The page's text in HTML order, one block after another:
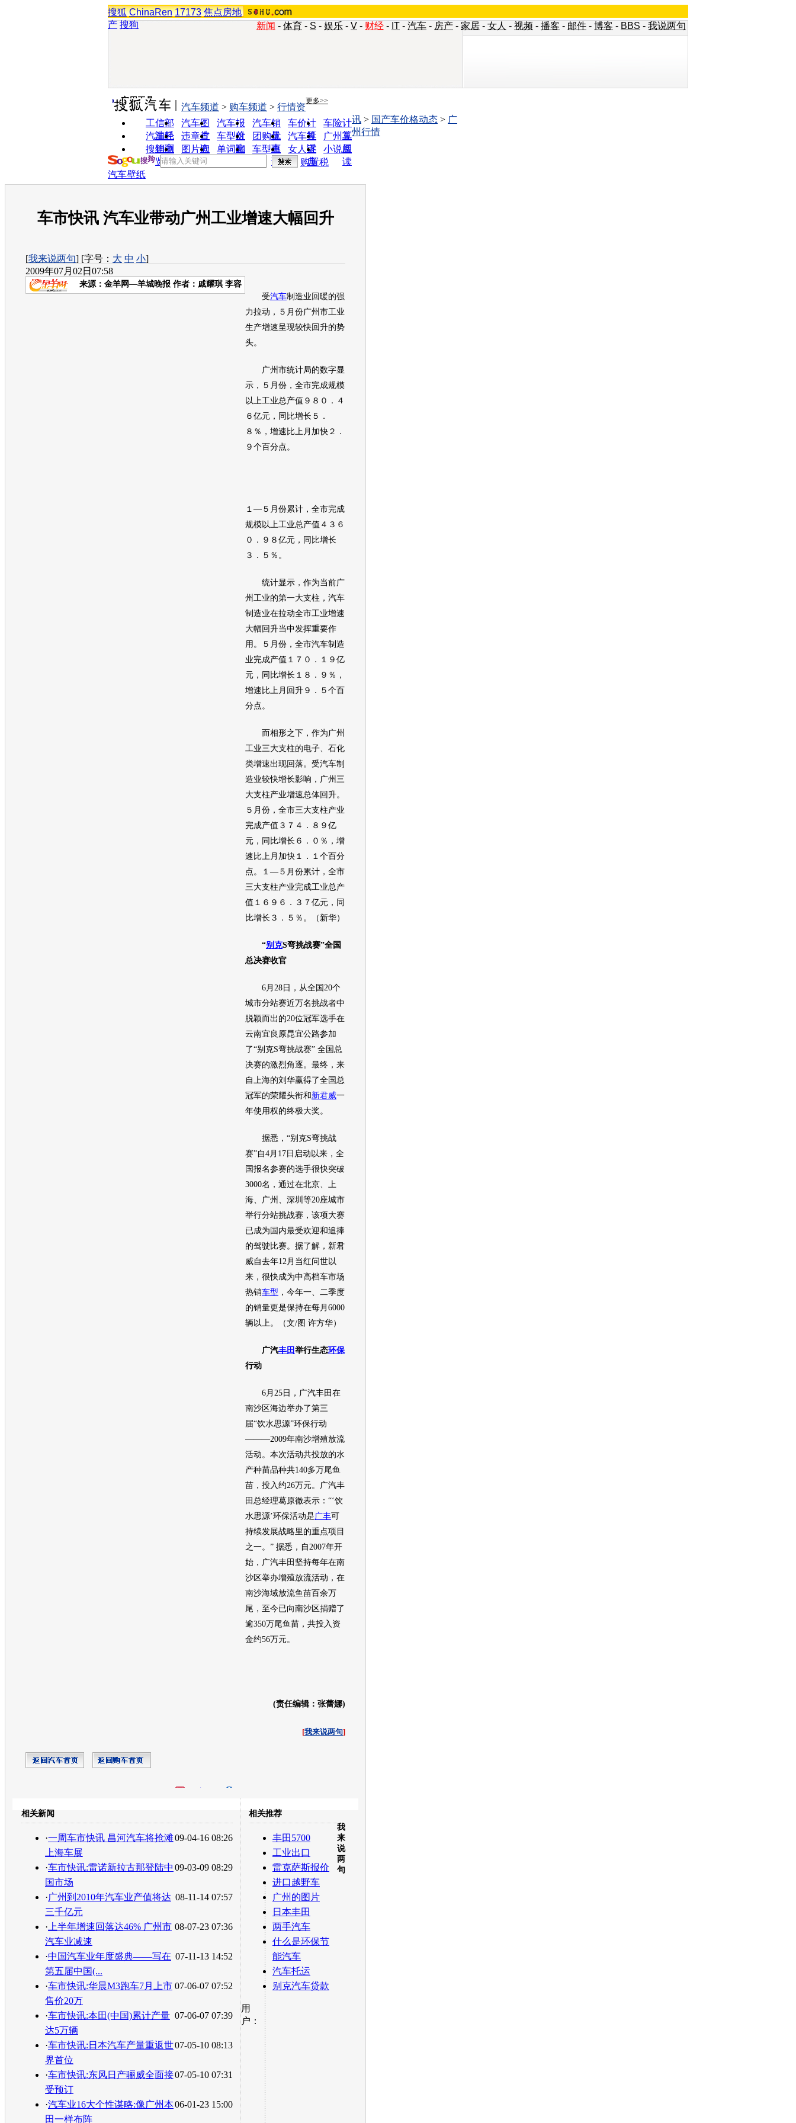
搜狐 ChinaRen 17173 焦点房地
产 搜狗 新闻 - 体育 - S - 娱乐 - V - 财经 - IT - 汽车 - 房产 - 家居 - 女人 - 视频 - 播客 - 邮件 - 博客 - BBS - 我说两句
实用工具 更多>>
工信部
油耗
汽车图
片
汽车报
价
汽车销
量
车价计
算
车险计
算
汽车经
销商
违章查
询
车型对
比
团购优
惠
汽车投
诉
广州车
展
搜狗浏
览器
图片欣
赏
单词翻
车型查
询
女人宝
典
小说阅
读
汽车频道 > 购车频道 > 行情资
讯 > 国产车价格动态 > 广
州行情
购置税
汽车壁纸
车市快讯 汽车业带动广州工业增速大幅回升
[我来说两句] [字号： 大 中 小]
2009年07月02日07:58
来源： 金羊网—羊城晚报 作者：戚耀琪 李容
受汽车制造业回暖的强
力拉动，５月份广州市工业
生产增速呈现较快回升的势
头。
广州市统计局的数字显
示，５月份，全市完成规模
以上工业总产值９８０．４
６亿元，同比增长５．
８％，增速比上月加快２．
９个百分点。
１—５月份累计，全市完成
规模以上工业总产值４３６
０．９８亿元，同比增长
３．５％。
统计显示，作为当前广
州工业的第一大支柱， 汽车
制造业在拉动全市工业增速
大幅回升当中发挥重要作
用。５月份，全市汽车制造
业完成产值１７０．１９亿
元，同比增长１８．９％，
增速比上月回升９．５个百
分点。
而相形之下，作为广州
工业三大支柱的电子、石化
类增速出现回落。受汽车制
造业较快增长影响，广州三
大支柱产业增速总体回升。
５月份，全市三大支柱产业
完成产值３７４．８９亿
元，同比增长６．０％，增
速比上月加快１．１个百分
点。１—５月份累计，全市
三大支柱产业完成工业总产
值１６９６．３７亿元，同
比增长３．５％。（新华）
“别克S弯挑战赛”全国
总决赛收官
6月28日，从全国20个
城市分站赛近万名挑战者中
脱颖而出的20位冠军选手在
云南宜良原昆宜公路参加
了“别克S弯挑战赛” 全国总
决赛的激烈角逐。最终，来
自上海的刘华赢得了全国总
冠军的荣耀头衔和 新君威一
年使用权的终极大奖。
据悉，“别克S弯挑战
赛”自4月17日启动以来，全
国报名参赛的选手很快突破
3000名，通过在北京、上
海、广州、深圳等20座城市
举行分站挑战赛，该项大赛
已成为国内最受欢迎和追捧
的驾驶比赛。据了解， 新君
威自去年12月当红问世以
来，很快成为中高档车市场
热销车型 ，今年一、二季度
的销量更是保持在每月6000
辆以上。（文/图 许方华）
广汽丰田 举行生态环保
行动
6月25日，广汽丰田 在
南沙区海边举办了第三
届“饮水思源”环保行动
———2009年南沙增殖放流
活动。本次活动共投放的水
产种苗品种共140多万尾鱼
苗，投入约26万元。广汽丰
田 总经理葛原徹表示：“‘饮
水思源’环保活动是 广丰可
持续发展战略里的重点项目
之一。” 据悉，自2007年开
始，广汽丰田 坚持每年在南
沙区举办增殖放流活动，在
南沙海域放流鱼苗百余万
尾，至今已向南沙区捐赠了
逾350万尾鱼苗，共投入资
金约56万元。
(责任编辑：张蕾娜)
[我来说两句]
转发至： 白社会 百度i贴吧
相关新闻
09-04-16 08:26
·一周车市快讯 昌河汽车将抢滩
上海车展
09-03-09 08:29
·车市快讯:雷诺新拉古那登陆中
国市场
08-11-14 07:57
·广州到2010年汽车业产值将达
三千亿元
08-07-23 07:36
· 上半年增速回落达46% 广州市
汽车业减速
07-11-13 14:52
·中国汽车业年度盛典——写在
第五届中国(...
07-06-07 07:52
·车市快讯:华晨M3跑车7月上市
售价20万
07-06-07 07:39
·车市快讯:本田(中国)累计产量
达5万辆
07-05-10 08:13
·车市快讯:日本汽车产量重返世
界首位
07-05-10 07:31
·车市快讯:东风日产骊威全面接
受预订
06-01-23 15:00
·汽车业16大个性谋略:像广州本
田一样布阵
相关推荐
丰田5700
工业出口
雷克萨斯报价
进口越野车
广州的图片
日本丰田
两手汽车
什么是环保节
能汽车
汽车托运
别克汽车贷款
我
来
说
两
句
用
户：